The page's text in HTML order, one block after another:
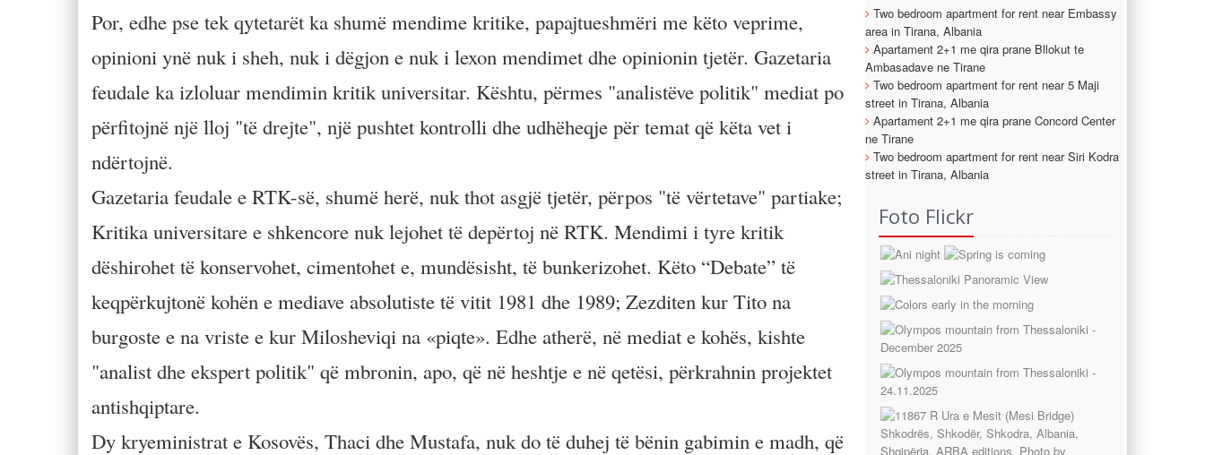
Por, edhe pse tek qytetarët ka shumë mendime kritike, papajtueshmëri me këto veprime,
opinioni ynë nuk i sheh, nuk i dëgjon e nuk i lexon mendimet dhe opinionin tjetër. Gazetaria
feudale ka izloluar mendimin kritik universitar. Kështu, përmes "analistëve politik" mediat po
përfitojnë një lloj "të drejte", një pushtet kontrolli dhe udhëheqje për temat që këta vet i
ndërtojnë.
Gazetaria feudale e RTK-së, shumë herë, nuk thot asgjë tjetër, përpos "të vërtetave" partiake;
Kritika universitare e shkencore nuk lejohet të depërtoj në RTK. Mendimi i tyre kritik
dëshirohet të konservohet, cimentohet e, mundësisht, të bunkerizohet. Këto “Debate” të
keqpërkujtonë kohën e mediave absolutiste të vitit 1981 dhe 1989; Zezditen kur Tito na
burgoste e na vriste e kur Milosheviqi na «piqte». Edhe atherë, në mediat e kohës, kishte
"analist dhe ekspert politik" që mbronin, apo, që në heshtje e në qetësi, përkrahnin projektet
antishqiptare.
Dy kryeministrat e Kosovës, Thaci dhe Mustafa, nuk do të duhej të bënin gabimin e madh, që
Two bedroom apartment for rent near Embassy
area in Tirana, Albania
Apartament 2+1 me qira prane Bllokut te
Ambasadave ne Tirane
Two bedroom apartment for rent near 5 Maji
street in Tirana, Albania
Apartament 2+1 me qira prane Concord Center
ne Tirane
Two bedroom apartment for rent near Siri Kodra
street in Tirana, Albania
Foto Flickr